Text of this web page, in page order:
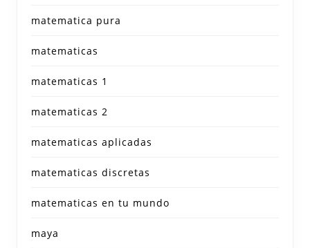
matematica pura
matematicas
matematicas 1
matematicas 2
matematicas aplicadas
matematicas discretas
matematicas en tu mundo
maya